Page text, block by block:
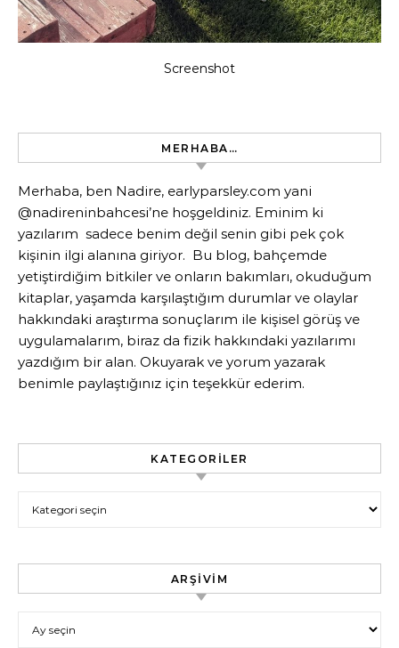
Screenshot
MERHABA…
Merhaba, ben Nadire, earlyparsley.com yani
@nadireninbahcesi’ne hoşgeldiniz. Eminim ki
yazılarım sadece benim değil senin gibi pek çok
kişinin ilgi alanına giriyor. Bu blog, bahçemde
yetiştirdiğim bitkiler ve onların bakımları, okuduğum
kitaplar, yaşamda karşılaştığım durumlar ve olaylar
hakkındaki araştırma sonuçlarım ile kişisel görüş ve
uygulamalarım, biraz da fizik hakkındaki yazılarımı
yazdığım bir alan. Okuyarak ve yorum yazarak
benimle paylaştığınız için teşekkür ederim.
KATEGORILER
ARŞIVIM